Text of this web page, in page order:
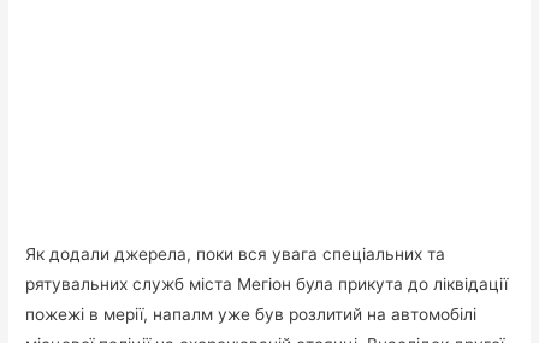
Як додали джерела, поки вся увага спеціальних та
рятувальних служб міста Мегіон була прикута до ліквідації
пожежі в мерії, напалм уже був розлитий на автомобілі